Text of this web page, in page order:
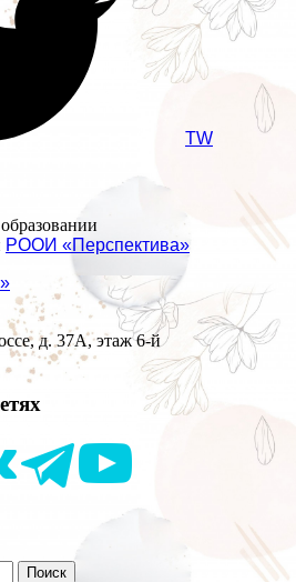
TW
РООИ «Перспектива»
д. 37А, этаж 6-й